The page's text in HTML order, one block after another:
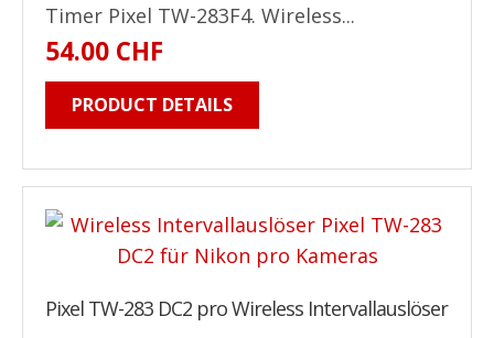
Timer Pixel TW-283F4. Wireless...
54.00 CHF
PRODUCT DETAILS
Pixel TW-283 DC2 pro Wireless Intervallauslöser